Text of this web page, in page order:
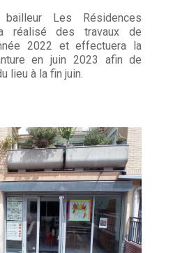
Les Résidences
réalisé des travaux de
2022 et effectuera la
en juin 2023 afin de
lieu à la fin juin.